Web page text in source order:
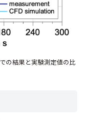
の結果と実験測定値の比